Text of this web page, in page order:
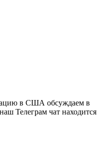
в США обсуждаем в
Телеграм чат находится